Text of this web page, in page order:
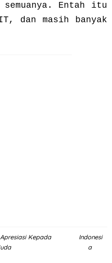
Entah itu
dan masih banyak
Kepada
Indonesi
a